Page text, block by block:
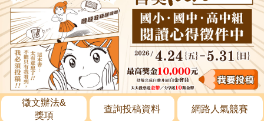
徵文辦法&
獎項
查詢投稿資料 網路人氣競賽